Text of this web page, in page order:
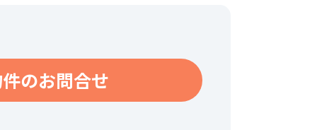
のお問合せ